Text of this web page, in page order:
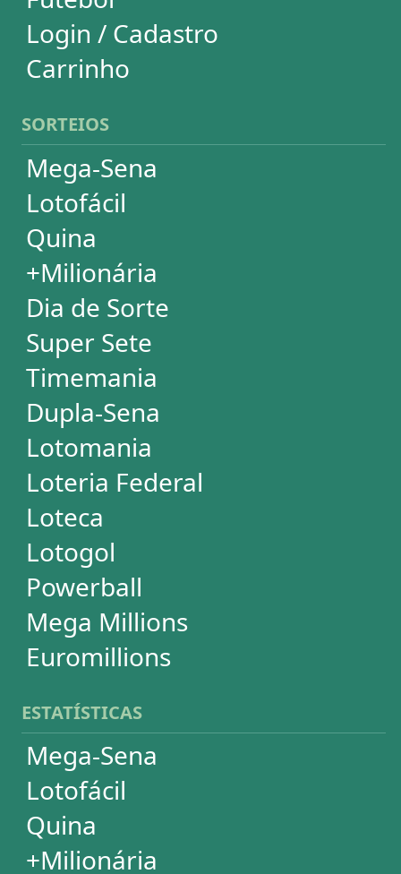
+Milionária
Dia de Sorte
Timemania
Dupla-Sena
Lotomania
Loteria Federal
Loteca
Lotogol
Powerball
Mega Millions
Euromillions
ESTATÍSTICAS
Mega-Sena
Lotofácil
Quina
+Milionária
Dia de Sorte
Super Sete
Timemania
Lotomania
Powerball
Mega Millions
Euromillions
DESDOBRAMENTOS